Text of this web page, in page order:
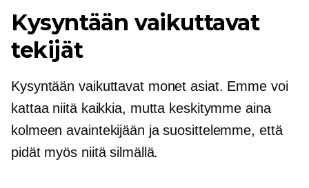
Kysyntään vaikuttavat
tekijät
Kysyntään vaikuttavat monet asiat. Emme voi
kattaa niitä kaikkia, mutta keskitymme aina
kolmeen avaintekijään ja suosittelemme, että
pidät myös niitä silmällä.